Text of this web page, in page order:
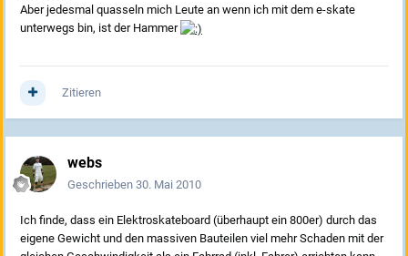
Aber jedesmal quasseln mich Leute an wenn ich mit dem e-skate
unterwegs bin, ist der Hammer
Zitieren
webs
Geschrieben 30. Mai 2010
Ich finde, dass ein Elektroskateboard (überhaupt ein 800er) durch das
eigene Gewicht und den massiven Bauteilen viel mehr Schaden mit der